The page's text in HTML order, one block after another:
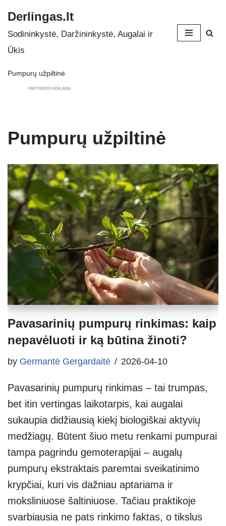
Skip
to
Derlingas.lt
Sodininkystė, Daržininkystė, Augalai ir
Ūkis
Pumpurų užpiltinė
PARTNERIO REKLAMA
Pumpurų užpiltinė
Pavasarinių pumpurų rinkimas: kaip
nepavėluoti ir ką būtina žinoti?
by Germantė Gergardaitė 2026-04-10
Pavasarinių pumpurų rinkimas – tai trumpas,
bet itin vertingas laikotarpis, kai augalai
sukaupia didžiausią kiekį biologiškai aktyvių
medžiagų. Būtent šiuo metu renkami pumpurai
tampa pagrindu gemoterapijai – augalų
pumpurų ekstraktais paremtai sveikatinimo
krypčiai, kuri vis dažniau aptariama ir
moksliniuose šaltiniuose. Tačiau praktikoje
svarbiausia ne pats rinkimo faktas, o tikslus